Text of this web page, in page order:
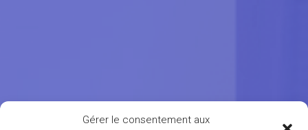
Gérer le consentement aux